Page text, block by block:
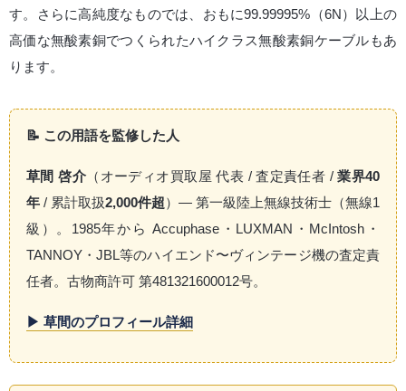
す。さらに高純度なものでは、おもに99.99995%（6N）以上の
高価な無酸素銅でつくられたハイクラス無酸素銅ケーブルもあ
ります。
📝 この用語を監修した人
草間 啓介 （オーディオ買取屋 代表 / 査定責任者 /業界40
年 / 累計取扱2,000件超）— 第一級陸上無線技術士（無線1
級）。1985年から Accuphase・LUXMAN・McIntosh・
TANNOY・JBL等のハイエンド〜ヴィンテージ機の査定責
任者。古物商許可 第481321600012号。
▶ 草間のプロフィール詳細